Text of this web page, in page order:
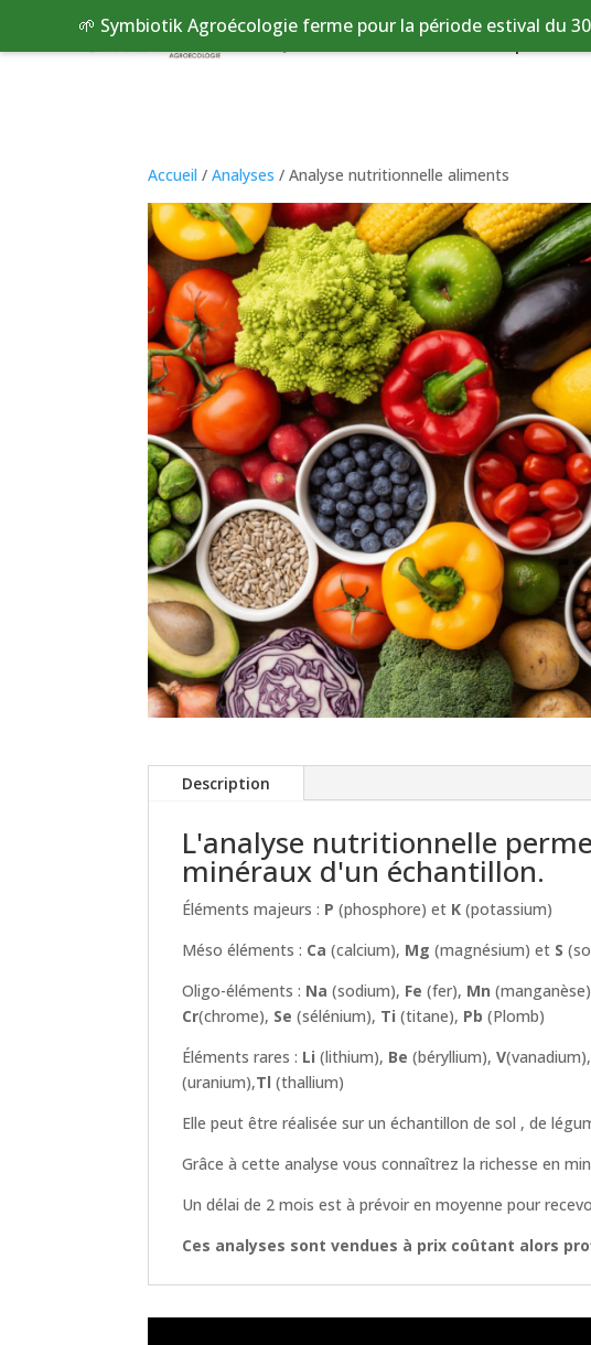
🌱 Symbiotik Agroécologie ferme pour la période estival du
Qui sommes nous ?
Accueil /Analyses / Analyse nutritionnelle aliments
Description
L'analyse nutritionnelle
minéraux d'un échantillon.
Éléments majeurs : P (phosphore) et K (potassium)
Méso éléments : Ca (calcium), Mg (magnésium) et S
Oligo-éléments : Na (sodium), Fe (fer), Mn
Cr(chrome), Se (sélénium), Ti (titane), Pb (Plomb)
Éléments rares : Li (lithium), Be(béryllium),V(vanadium),
(uranium),Tl (thallium)
Elle peut être réalisée sur un échantillon de sol , de
Grâce à cette analyse vous connaîtrez la richesse en
Un délai de 2 mois est à prévoir en moyenne pour
Ces analyses sont vendues à prix coûtant alors